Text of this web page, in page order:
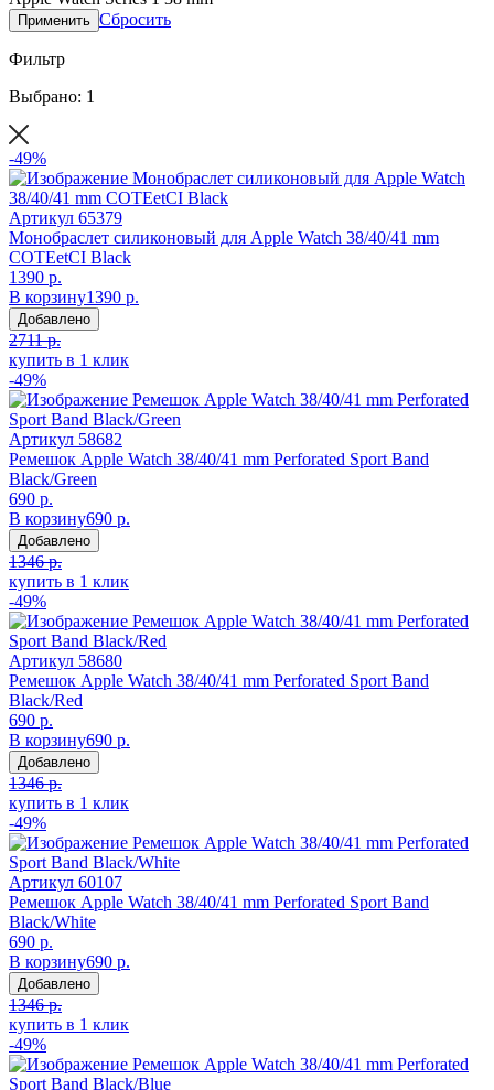
Применить Сбросить
Фильтр
Выбрано: 1
-49%
Артикул 65379
Монобраслет силиконовый для Apple Watch 38/40/41 mm
COTEetCI Black
1390 р.
В корзину1390 р.
Добавлено
2711 р.
купить в 1 клик
-49%
Артикул 58682
Ремешок Apple Watch 38/40/41 mm Perforated Sport Band
Black/Green
690 р.
В корзину690 р.
Добавлено
1346 р.
купить в 1 клик
-49%
Артикул 58680
Ремешок Apple Watch 38/40/41 mm Perforated Sport Band
Black/Red
690 р.
В корзину690 р.
Добавлено
1346 р.
купить в 1 клик
-49%
Артикул 60107
Ремешок Apple Watch 38/40/41 mm Perforated Sport Band
Black/White
690 р.
В корзину690 р.
Добавлено
1346 р.
купить в 1 клик
-49%